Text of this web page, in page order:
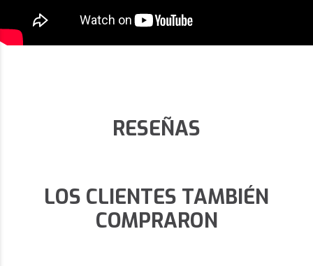
RESEÑAS
LOS CLIENTES TAMBIÉN
COMPRARON